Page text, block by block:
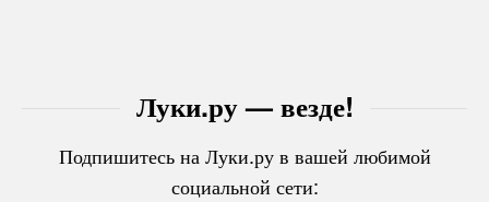
Луки.ру — везде!
Подпишитесь на Луки.ру в вашей любимой
социальной сети: